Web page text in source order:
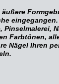
eingegangen.
Pinselmalerei,
Farbtönen,
Nägel Ihren